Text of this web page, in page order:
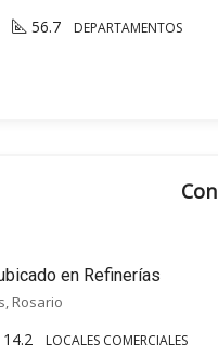
56.7 DEPARTAMENTOS
en Refinerías
Rosario
LOCALES COMERCIALES